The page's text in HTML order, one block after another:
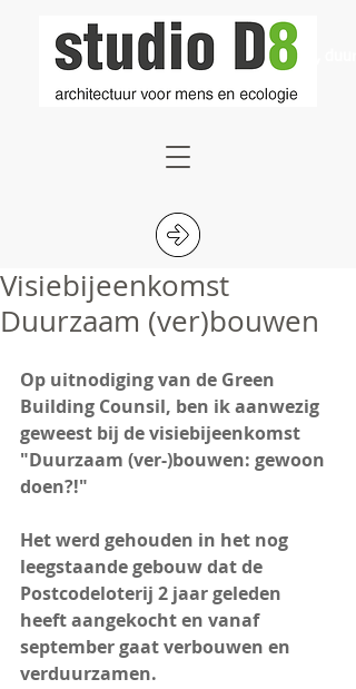
Duurzaam wonen, Ecologisch bouwen,
Visiebijeenkomst
Duurzaam (ver)bouwen
Op uitnodiging van de Green
Building Counsil, ben ik aanwezig
geweest bij de visiebijeenkomst
"Duurzaam (ver-)bouwen: gewoon
doen?!"
Het werd gehouden in het nog
leegstaande gebouw dat de
Postcodeloterij 2 jaar geleden
heeft aangekocht en vanaf
september gaat verbouwen en
verduurzamen.